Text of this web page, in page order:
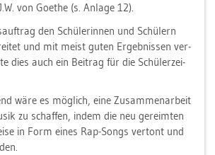
von Goe­the (s. An­la­ge 12).
den Schü­le­rin­nen und Schü­lern
und mit meist guten Er­geb­nis­sen ver­
dies auch ein Bei­trag für die Schü­ler­zei­
wäre es mög­lich, eine Zu­sam­men­ar­beit
zu schaf­fen, indem die neu ge­reim­ten
in Form eines Rap-Songs ver­tont und